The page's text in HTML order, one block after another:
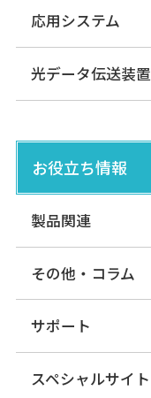
応用システム
光データ伝送装置
お役立ち情報
製品関連
その他・コラム
サポート
スペシャルサイト